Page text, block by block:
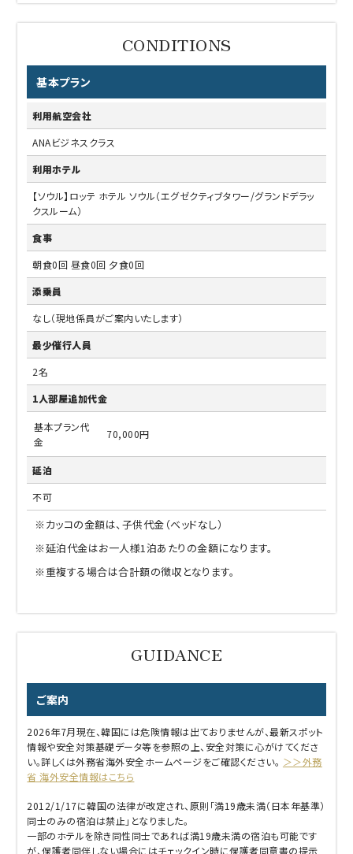
基本プラン
利用航空会社
ANAビジネスクラス
利用ホテル
【ソウル】ロッテ ホテル ソウル（エグゼクティブタワー/グランドデラッ
クスルーム）
食事
朝食0回 昼食0回 夕食0回
添乗員
なし（現地係員がご案内いたします）
最少催行人員
2名
1人部屋追加代金
基本プラン代
金
70,000円
延泊
不可
※カッコの金額は、子供代金（ベッドなし）
※延泊代金はお一人様1泊あたりの金額になります。
※重複する場合は合計額の徴収となります。
ご案内
2026年7月現在、韓国には危険情報は出ておりませんが、最新スポット
情報や安全対策基礎データ等を参照の上、安全対策に心がけてくださ
い。詳しくは外務省海外安全ホームページをご確認ください。 ＞＞外務
省 海外安全情報はこちら
2012/1/17に韓国の法律が改定され、原則「満19歳未満（日本年基準）
同士のみの宿泊は禁止」となりました。
一部のホテルを除き同性同士であれば満19歳未満の宿泊も可能です
が、保護者同伴しない場合にはチェックイン時に保護者同意書の提示